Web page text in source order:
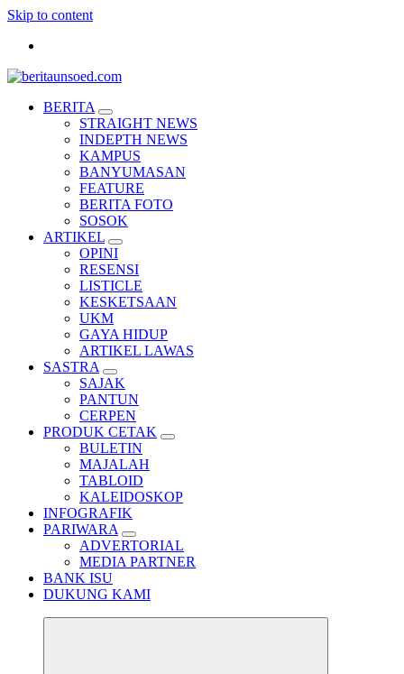
Skip to content
Pemandu Wawasan Almamater
BERITA
STRAIGHT NEWS
INDEPTH NEWS
KAMPUS
BANYUMASAN
FEATURE
BERITA FOTO
SOSOK
ARTIKEL
OPINI
RESENSI
LISTICLE
KESKETSAAN
UKM
GAYA HIDUP
ARTIKEL LAWAS
SASTRA
SAJAK
PANTUN
CERPEN
PRODUK CETAK
BULETIN
MAJALAH
TABLOID
KALEIDOSKOP
INFOGRAFIK
PARIWARA
ADVERTORIAL
MEDIA PARTNER
BANK ISU
DUKUNG KAMI